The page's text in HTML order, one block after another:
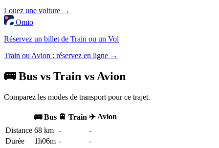
Louez une voiture →
Omio
Réservez un billet de Train ou un Vol
Train ou Avion : réservez en ligne →
🚌 Bus vs Train vs Avion
Comparez les modes de transport pour ce trajet.
🚌 Bus 🚆 Train ✈️ Avion
Distance 68 km -
-
Durée
1h06m -
-